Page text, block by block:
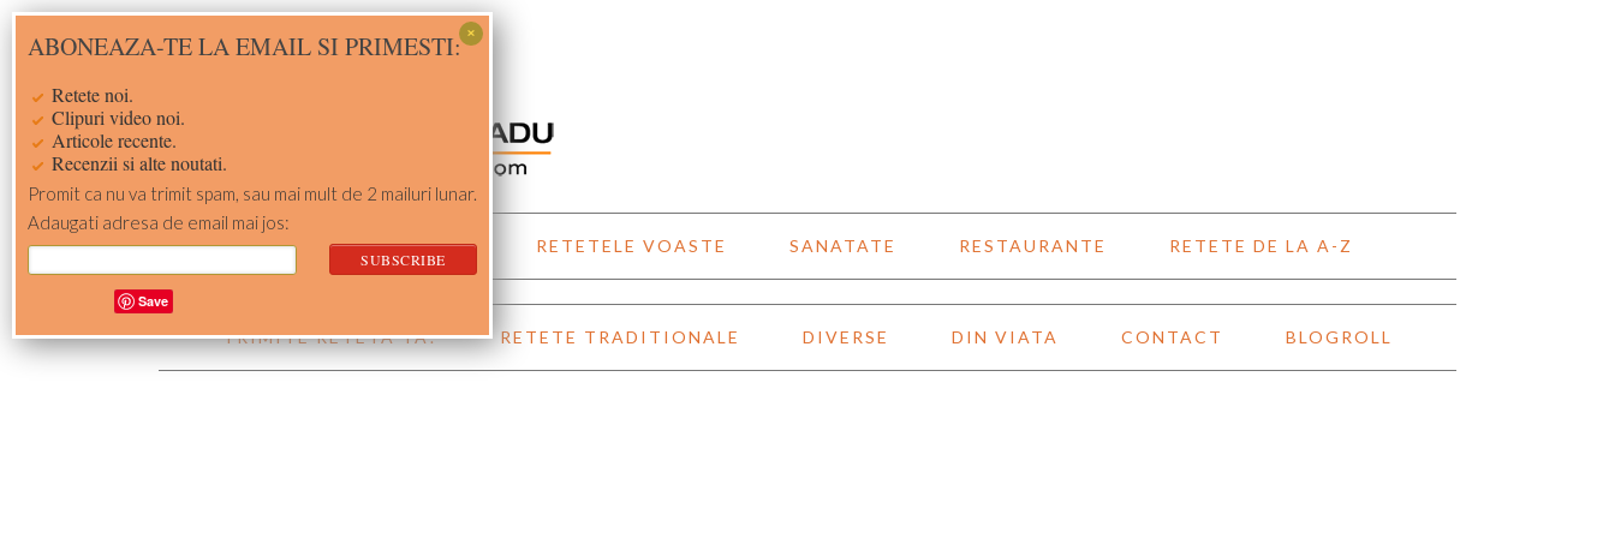
Skip
to
Skip
to
Skip
to
Skip
to
ACASA RETETE RETETELE VOASTE SANATATE RESTAURANTE RETETE DE LA A-Z
TRIMITE RETETA TA! RETETE TRADITIONALE DIVERSE DIN VIATA CONTACT BLOGROLL
ABONEAZA-TE LA EMAIL SI PRIMESTI:
Retete noi.
Clipuri video noi.
Articole recente.
Recenzii si alte noutati.
Promit ca nu va trimit spam, sau mai mult de 2 mailuri lunar.
Adaugati adresa de email mai jos:
Save